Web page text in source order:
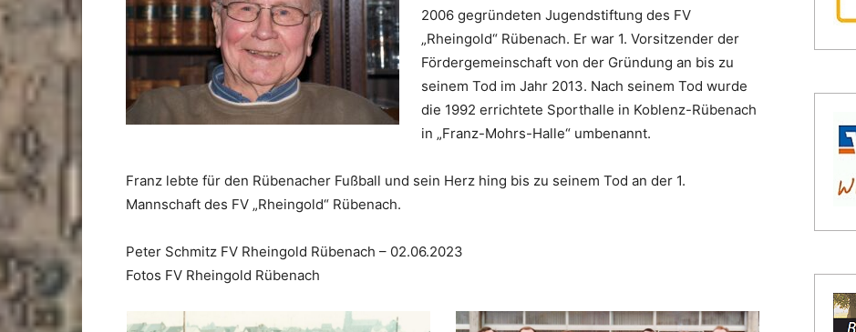
2006 gegründeten Jugendstiftung des FV
„Rheingold“ Rübenach. Er war 1. Vorsitzender der
Fördergemeinschaft von der Gründung an bis zu
seinem Tod im Jahr 2013. Nach seinem Tod wurde
die 1992 errichtete Sporthalle in Koblenz-Rübenach
in „Franz-Mohrs-Halle“ umbenannt.
Franz lebte für den Rübenacher Fußball und sein Herz hing bis zu seinem Tod an der 1.
Mannschaft des FV „Rheingold“ Rübenach.
Peter Schmitz FV Rheingold Rübenach – 02.06.2023
Fotos FV Rheingold Rübenach